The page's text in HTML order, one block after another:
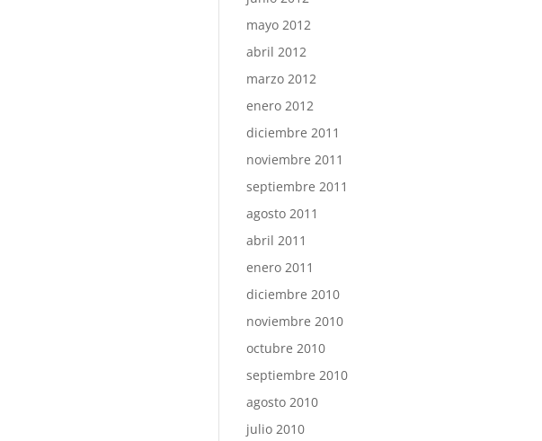
mayo 2012
abril 2012
marzo 2012
enero 2012
diciembre 2011
noviembre 2011
septiembre 2011
agosto 2011
abril 2011
enero 2011
diciembre 2010
noviembre 2010
octubre 2010
septiembre 2010
agosto 2010
julio 2010